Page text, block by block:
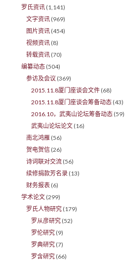
罗氏资讯 (1,141)
文字资讯 (969)
图片资讯 (454)
视频资讯 (8)
转载资讯 (70)
编纂动态 (504)
参访及会议 (369)
2015.11.8厦门座谈会文件 (68)
2015.11.8厦门座谈会筹备动态 (43)
2016.10，武夷山论坛筹备动态 (59)
武夷山论坛论文 (16)
南北鸿雁 (56)
贺电贺信 (26)
诗词联对交流 (56)
续修捐款芳名录 (13)
财务报表 (6)
学术论文 (299)
罗氏人物研究 (179)
罗从彦研究 (52)
罗伦研究 (9)
罗典研究 (7)
罗含研究 (66)